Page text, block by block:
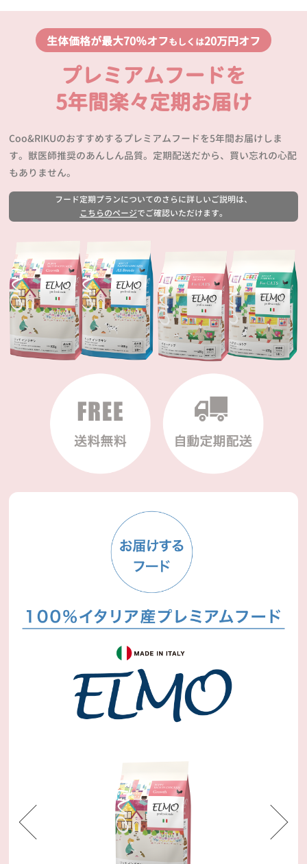
生体価格が最大70％オフもしくは20万円オフ
プレミアムフードを
5年間楽々定期お届け
Coo&RIKUのおすすめするプレミアムフードを5年間お届けしま
す。獣医師推奨のあんしん品質。定期配送だから、買い忘れの心配
もありません。
フード定期プランについてのさらに詳しいご説明は、
こちらのページでご確認いただけます。